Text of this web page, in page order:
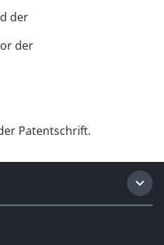
der
der
Patentschrift.